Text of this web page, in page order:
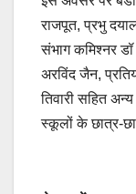
राजपूत, प्रभु
संभाग कमिश्नर डॉ
अरविंद जैन,
तिवारी सहित
स्कूलों के छात्र-